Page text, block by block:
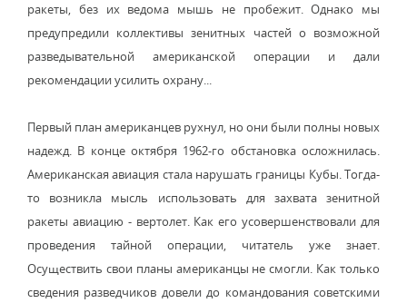
ракеты, без их ведома мышь не пробежит. Однако мы
предупредили коллективы зенитных частей о возможной
разведывательной американской операции и дали
рекомендации усилить охрану...
Первый план американцев рухнул, но они были полны новых
надежд. В конце октября 1962-го обстановка осложнилась.
Американская авиация стала нарушать границы Кубы. Тогда-
то возникла мысль использовать для захвата зенитной
ракеты авиацию - вертолет. Как его усовершенствовали для
проведения тайной операции, читатель уже знает.
Осуществить свои планы американцы не смогли. Как только
сведения разведчиков довели до командования советскими